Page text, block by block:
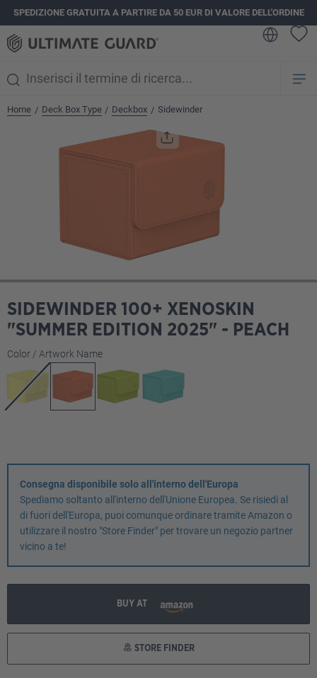
principale
SPEDIZIONE GRATUITA A PARTIRE DA 50 EUR DI VALORE DELL'ORDINE
Home / Deck Box Type / Deckbox / Sidewinder
SIDEWINDER 100+ XENOSKIN
"SUMMER EDITION 2025" - PEACH
Seleziona
Color / Artwork Name
Consegna disponibile solo all'interno dell'Europa
Spediamo soltanto all'interno dell'Unione Europea. Se risiedi al
di fuori dell'Europa, puoi comunque ordinare tramite Amazon o
utilizzare il nostro "Store Finder" per trovare un negozio partner
vicino a te!
BUY AT
STORE FINDER